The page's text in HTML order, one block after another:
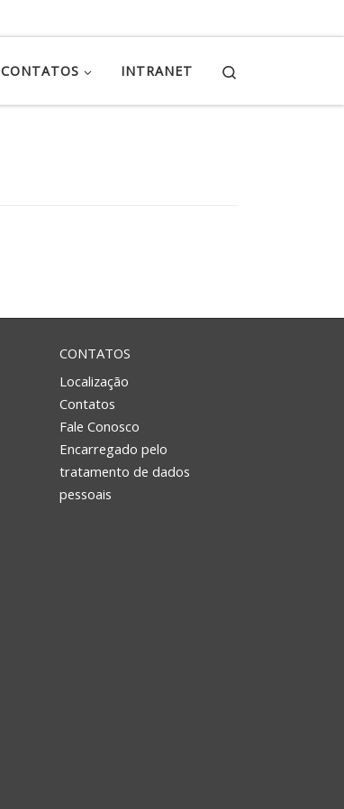
CONTATOS INTRANET
CONTATOS
Localização
Contatos
Fale Conosco
Encarregado pelo
tratamento de dados
pessoais